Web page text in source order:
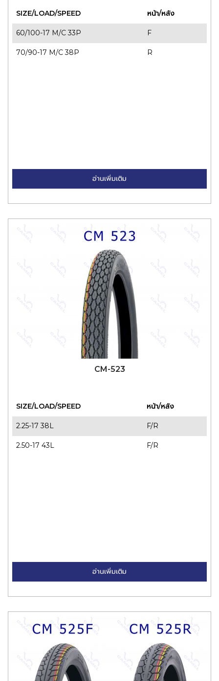
SIZE/LOAD/SPEED
หน้า/หลัง
60/100-17 M/C 33P
F
70/90-17 M/C 38P
R
อ่านเพิ่มเติม
CM-523
SIZE/LOAD/SPEED
หน้า/หลัง
2.25-17 38L
F/R
2.50-17 43L
F/R
อ่านเพิ่มเติม